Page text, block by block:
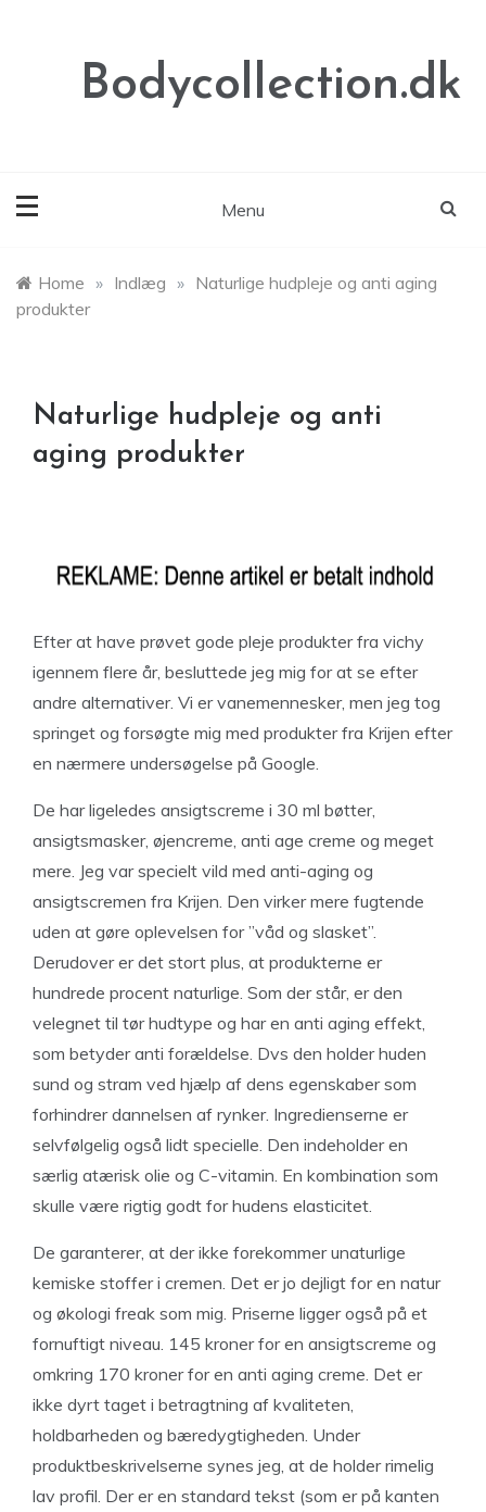
Bodycollection.dk
Menu
Home » Indlæg » Naturlige hudpleje og anti aging
produkter
Naturlige hudpleje og anti
aging produkter
Efter at have prøvet gode pleje produkter fra vichy
igennem flere år, besluttede jeg mig for at se efter
andre alternativer. Vi er vanemennesker, men jeg tog
springet og forsøgte mig med produkter fra Krijen efter
en nærmere undersøgelse på Google.
De har ligeledes ansigtscreme i 30 ml bøtter,
ansigtsmasker, øjencreme, anti age creme og meget
mere. Jeg var specielt vild med anti-aging og
ansigtscremen fra Krijen. Den virker mere fugtende
uden at gøre oplevelsen for ”våd og slasket”.
Derudover er det stort plus, at produkterne er
hundrede procent naturlige. Som der står, er den
velegnet til tør hudtype og har en anti aging effekt,
som betyder anti forældelse. Dvs den holder huden
sund og stram ved hjælp af dens egenskaber som
forhindrer dannelsen af rynker. Ingredienserne er
selvfølgelig også lidt specielle. Den indeholder en
særlig atærisk olie og C-vitamin. En kombination som
skulle være rigtig godt for hudens elasticitet.
De garanterer, at der ikke forekommer unaturlige
kemiske stoffer i cremen. Det er jo dejligt for en natur
og økologi freak som mig. Priserne ligger også på et
fornuftigt niveau. 145 kroner for en ansigtscreme og
omkring 170 kroner for en anti aging creme. Det er
ikke dyrt taget i betragtning af kvaliteten,
holdbarheden og bæredygtigheden. Under
produktbeskrivelserne synes jeg, at de holder rimelig
lav profil. Der er en standard tekst (som er på kanten